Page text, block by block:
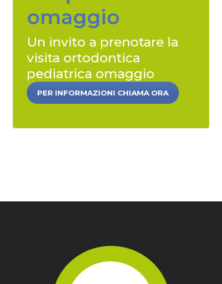
omaggio
Un invito a prenotare la
visita ortodontica
pediatrica omaggio
PER INFORMAZIONI CHIAMA ORA